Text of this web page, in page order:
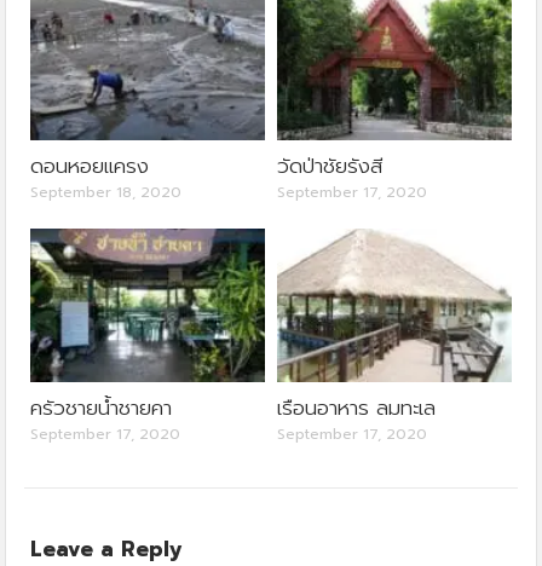
ดอนหอยแครง
September 18, 2020
วัดป่าชัยรังสี
September 17, 2020
ครัวชายน้ำชายคา
September 17, 2020
เรือนอาหาร ลมทะเล
September 17, 2020
Leave a Reply